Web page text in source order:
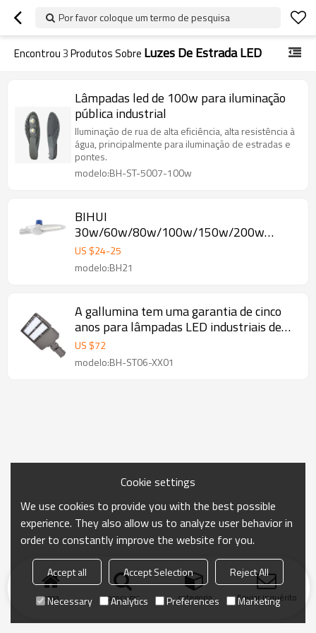
Por favor coloque um termo de pesquisa
Encontrou3Produtos Sobre Luzes De Estrada LED
Lâmpadas led de 100w para iluminação
pública industrial
Iluminação de rua de alta eficiência, alta resistência à
água, principalmente para iluminação de estradas e
pontes.
modelo:BH-ST-5007-100w
BIHUI
30w/60w/80w/100w/150w/200w
orçamento controlo inteligente luzes led
US $24-25
modelo:BH21
A gallumina tem uma garantia de cinco
anos para lâmpadas LED industriais de
100w
US $72
modelo:BH-ST06-XX01
casa procurar categoria Enviar inquérito
Cookie settings
We use cookies to provide you with the best possible
experience. They also allow us to analyze user behavior in
order to constantly improve the website for you.
Accept all Accept Selection
Reject All
Necessary
Analytics Preferences Marketing